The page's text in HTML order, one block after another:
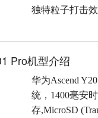
独特粒子打击
Pro机型介绍
华为Ascend
统，1400毫安
存,MicroSD